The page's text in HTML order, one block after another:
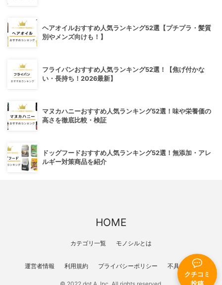
クチコミ
ヘアオイルおすすめ人気ランキング52選【プチプラ・髪質
別やメンズ向けも！】
フライパンおすすめ人気ランキング52選！【焦げ付かな
い・長持ち！2026最新】
マヌカハニーおすすめ人気ランキング52選！味や栄養価の
高さを徹底比較・検証
ドッグフードおすすめ人気ランキング52選！無添加・アレ
ルギー対策商品を紹介
HOME
カテゴリ一覧 モノシルとは
運営者情報 利用規約 プライバシーポリシー 不具合報告